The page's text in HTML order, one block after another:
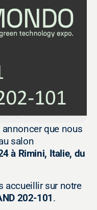
que nous
salon
à Rimini, Italie, du
accueillir sur notre
202-101.